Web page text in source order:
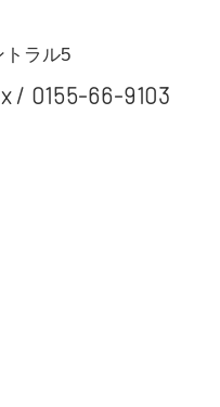
トラル5
/ 0155-66-9103